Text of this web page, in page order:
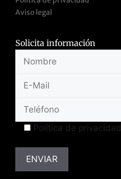
Aviso legal
Solicita información
Política de privacidad